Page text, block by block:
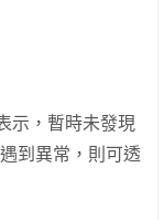
示，暫時未發現
到異常，則可透